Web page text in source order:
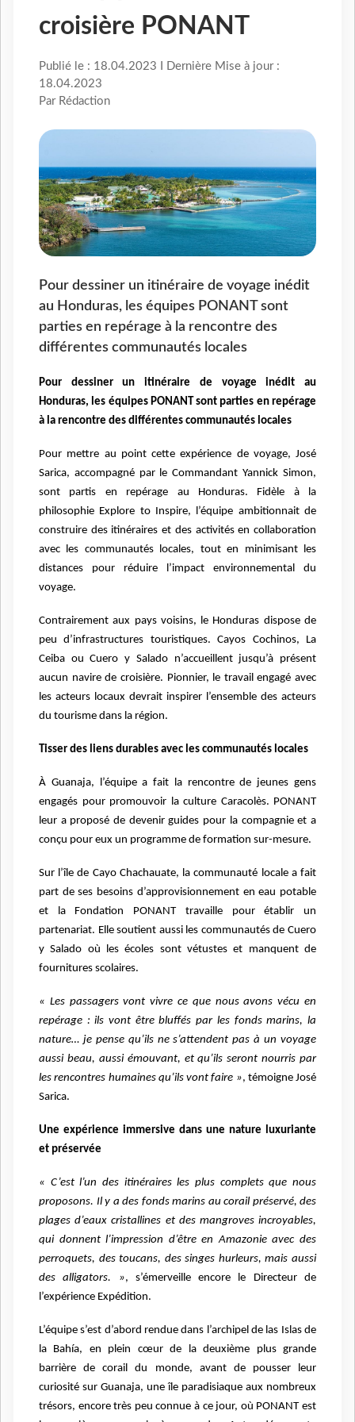
croisière PONANT
Publié le : 18.04.2023 I Dernière Mise à jour :
18.04.2023
Par Rédaction
Pour dessiner un itinéraire de voyage inédit
au Honduras, les équipes PONANT sont
parties en repérage à la rencontre des
différentes communautés locales
Pour dessiner un itinéraire de voyage inédit au
Honduras, les équipes PONANT sont parties en repérage
à la rencontre des différentes communautés locales
Pour mettre au point cette expérience de voyage, José
Sarica, accompagné par le Commandant Yannick Simon,
sont partis en repérage au Honduras. Fidèle à la
philosophie Explore to Inspire, l’équipe ambitionnait de
construire des itinéraires et des activités en collaboration
avec les communautés locales, tout en minimisant les
distances pour réduire l’impact environnemental du
voyage.
Contrairement aux pays voisins, le Honduras dispose de
peu d’infrastructures touristiques. Cayos Cochinos, La
Ceiba ou Cuero y Salado n’accueillent jusqu’à présent
aucun navire de croisière. Pionnier, le travail engagé avec
les acteurs locaux devrait inspirer l’ensemble des acteurs
du tourisme dans la région.
Tisser des liens durables avec les communautés locales
À Guanaja, l’équipe a fait la rencontre de jeunes gens
engagés pour promouvoir la culture Caracolès. PONANT
leur a proposé de devenir guides pour la compagnie et a
conçu pour eux un programme de formation sur-mesure.
Sur l’île de Cayo Chachauate, la communauté locale a fait
part de ses besoins d’approvisionnement en eau potable
et la Fondation PONANT travaille pour établir un
partenariat. Elle soutient aussi les communautés de Cuero
y Salado où les écoles sont vétustes et manquent de
fournitures scolaires.
« Les passagers vont vivre ce que nous avons vécu en
repérage : ils vont être bluffés par les fonds marins, la
nature… je pense qu’ils ne s’attendent pas à un voyage
aussi beau, aussi émouvant, et qu’ils seront nourris par
les rencontres humaines qu’ils vont faire », témoigne José
Sarica.
Une expérience immersive dans une nature luxuriante
et préservée
« C’est l’un des itinéraires les plus complets que nous
proposons. Il y a des fonds marins au corail préservé, des
plages d’eaux cristallines et des mangroves incroyables,
qui donnent l’impression d’être en Amazonie avec des
perroquets, des toucans, des singes hurleurs, mais aussi
des alligators. », s’émerveille encore le Directeur de
l’expérience Expédition.
L’équipe s’est d’abord rendue dans l’archipel de las Islas de
la Bahía, en plein cœur de la deuxième plus grande
barrière de corail du monde, avant de pousser leur
curiosité sur Guanaja, une île paradisiaque aux nombreux
trésors, encore très peu connue à ce jour, où PONANT est